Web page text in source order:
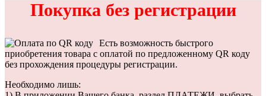
Покупка без регистрации
Есть возможность быстрого
приобретения товара с оплатой по предложенному QR коду
без прохождения процедуры регистрации.
Необходимо лишь: